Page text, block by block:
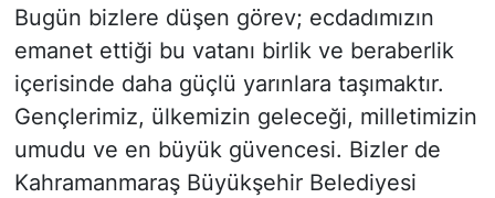
Bugün bizlere düşen görev; ecdadımızın
emanet ettiği bu vatanı birlik ve beraberlik
içerisinde daha güçlü yarınlara taşımaktır.
Gençlerimiz, ülkemizin geleceği, milletimizin
umudu ve en büyük güvencesi. Bizler de
Kahramanmaraş Büyükşehir Belediyesi